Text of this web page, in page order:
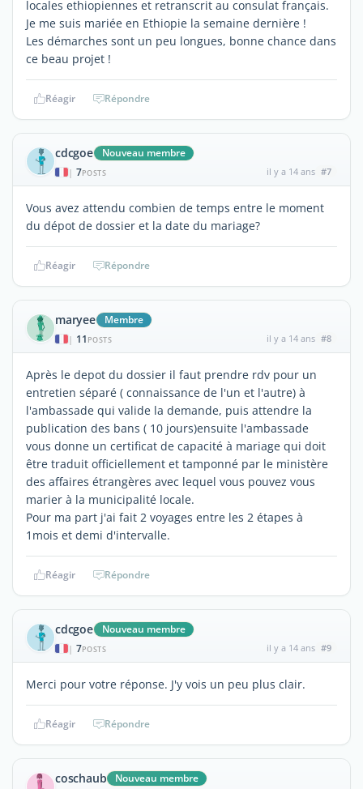
locales ethiopiennes et retranscrit au consulat français.
Je me suis mariée en Ethiopie la semaine dernière !
Les démarches sont un peu longues, bonne chance dans
ce beau projet !
Réagir Répondre
cdcgoe Nouveau membre
| 7POSTS il y a 14 ans #7
Vous avez attendu combien de temps entre le moment
du dépot de dossier et la date du mariage?
Réagir Répondre
maryee Membre
| 11 POSTS il y a 14 ans #8
Après le depot du dossier il faut prendre rdv pour un
entretien séparé ( connaissance de l'un et l'autre) à
l'ambassade qui valide la demande, puis attendre la
publication des bans ( 10 jours)ensuite l'ambassade
vous donne un certificat de capacité à mariage qui doit
être traduit officiellement et tamponné par le ministère
des affaires étrangères avec lequel vous pouvez vous
marier à la municipalité locale.
Pour ma part j'ai fait 2 voyages entre les 2 étapes à
1mois et demi d'intervalle.
Réagir Répondre
cdcgoe Nouveau membre
| 7POSTS il y a 14 ans #9
Merci pour votre réponse. J'y vois un peu plus clair.
Réagir Répondre
coschaub Nouveau membre